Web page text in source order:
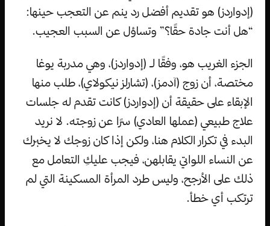
(إدواردز) هو تقديم أفضل رد ينم عن التعجب حينها:
“هل أنت جادة حقًا؟” وتساؤل عن السبب العجيب.
الجزء الغريب هو، وفقًا لـ (إدواردز)، وهي مدربة يوغا
مختصة، أن زوج (آدمز)، (تشارلز نيكولاي)، طلب منها
الإبقاء على حقيقة أن (إدواردز) كانت تقدم له جلسات
علاج طبيعي (عملها العادي) سرًا عن زوجته. لا نريد
البدء في تكرار الكلام هنا، ولكن إذا كان زوجك لا يخبرك
عن النساء اللواتي يقابلهن، فيجب عليكِ التعامل مع
ذلك على الأرجح، وليس طرد المرأة المسكينة التي لم
ترتكب أي خطأ.